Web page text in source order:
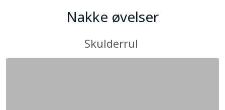
​Nakke øvelser
Skulderrul ​